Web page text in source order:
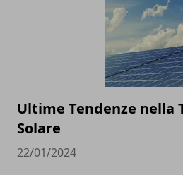
Ultime Tendenze nella
Solare
22/01/2024